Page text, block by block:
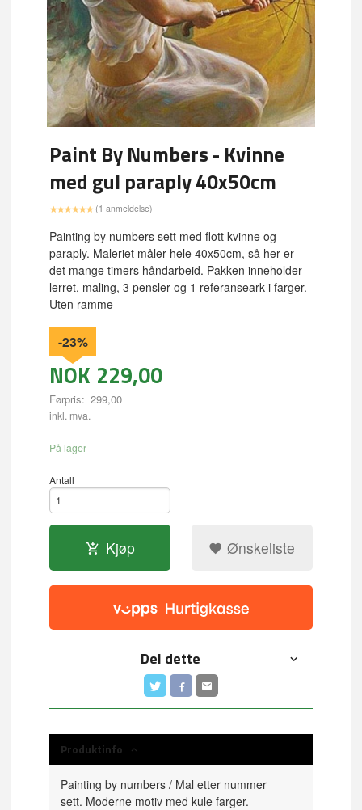
Paint By Numbers - Kvinne
med gul paraply 40x50cm
(1 anmeldelse)
Painting by numbers sett med flott kvinne og
paraply. Maleriet måler hele 40x50cm, så her er
det mange timers håndarbeid. Pakken inneholder
lerret, maling, 3 pensler og 1 referanseark i farger.
Uten ramme
NOK 229,00
Førpris: 299,00
Rabatt
-23%
inkl. mva.
På lager
Antall
Kjøp Ønskeliste
Del dette
Produktinfo
Painting by numbers / Mal etter nummer
sett. Moderne motiv med kule farger.